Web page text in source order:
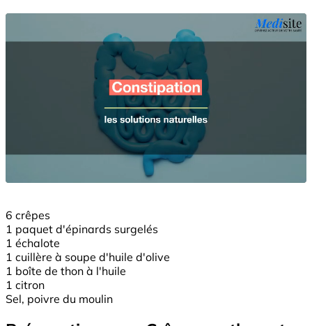
6 crêpes
1 paquet d'épinards surgelés
1 échalote
1 cuillère à soupe d'huile d'olive
1 boîte de thon à l'huile
1 citron
Sel, poivre du moulin